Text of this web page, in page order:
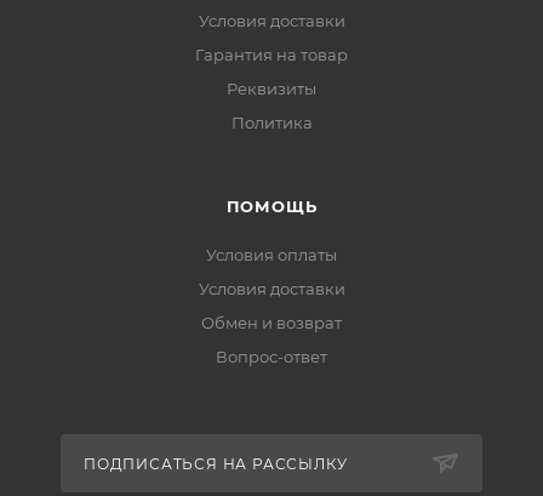
Условия доставки
Гарантия на товар
Реквизиты
Политика
ПОМОЩЬ
Условия оплаты
Условия доставки
Обмен и возврат
Вопрос-ответ
ПОДПИСАТЬСЯ НА РАССЫЛКУ